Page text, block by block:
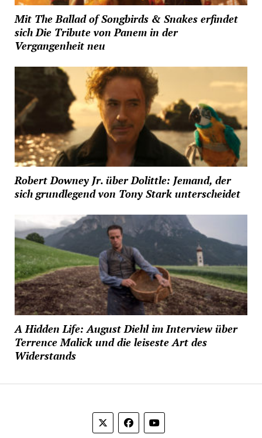
Mit The Ballad of Songbirds & Snakes erfindet
sich Die Tribute von Panem in der
Vergangenheit neu
Robert Downey Jr. über Dolittle: Jemand, der
sich grundlegend von Tony Stark unterscheidet
A Hidden Life: August Diehl im Interview über
Terrence Malick und die leiseste Art des
Widerstands